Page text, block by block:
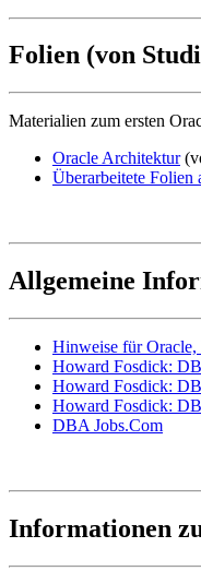
Folien (von
Materialien zum ersten
Oracle Architektur
Überarbeitete
Allgemeine
Hinweise für
Howard Fosdick:
Howard Fosdick:
Howard Fosdick:
DBA Jobs.Com
Informationen